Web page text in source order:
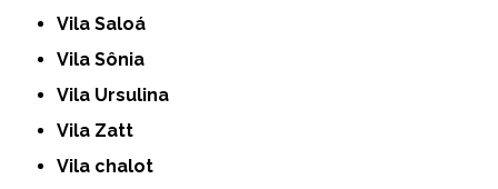
Vila Saloá
Vila Sônia
Vila Ursulina
Vila Zatt
Vila chalot